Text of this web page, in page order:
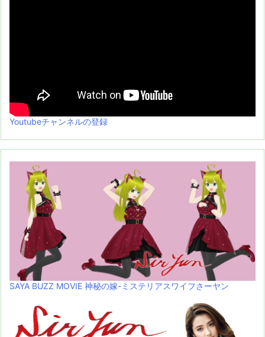
Youtubeチャンネルの登録
SAYA BUZZ MOVIE 神秘の嫁-ミステリアスワイフさーヤン